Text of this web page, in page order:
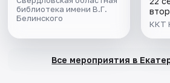
библиотека имени В.Г.
Белинского
ККТ
Все мероприятия в